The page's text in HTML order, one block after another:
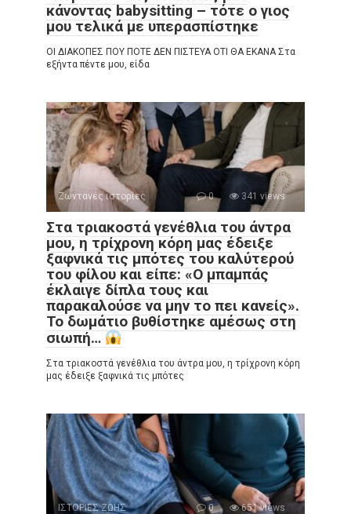
κάνοντας babysitting – τότε ο γιος
μου τελικά με υπερασπίστηκε
ΟΙ ΔΙΑΚΟΠΕΣ ΠΟΥ ΠΟΤΕ ΔΕΝ ΠΙΣΤΕΥΑ ΟΤΙ ΘΑ ΕΚΑΝΑ Στα
εξήντα πέντε μου, είδα
Ζωντανές ιστορίες 0 341 views
Στα τριακοστά γενέθλια του άντρα
μου, η τρίχρονη κόρη μας έδειξε
ξαφνικά τις μπότες του καλύτερού
του φίλου και είπε: «Ο μπαμπάς
έκλαιγε δίπλα τους και
παρακαλούσε να μην το πει κανείς».
Το δωμάτιο βυθίστηκε αμέσως στη
σιωπή…
Στα τριακοστά γενέθλια του άντρα μου, η τρίχρονη κόρη
μας έδειξε ξαφνικά τις μπότες
ΙΣΤΟΡΙΕΣ ΖΩΗΣ 0 651 views